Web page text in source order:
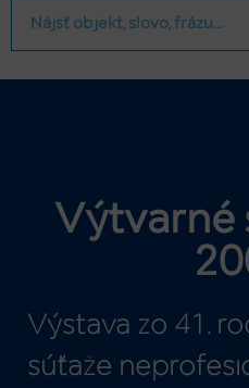
Výtvarné
Výstava zo 41.
súťaže